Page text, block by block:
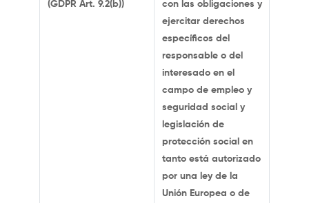
(GDPR Art. 9.2(b))
con las obligaciones y
ejercitar derechos
específicos del
responsable o del
interesado en el
campo de empleo y
seguridad social y
legislación de
protección social en
tanto está autorizado
por una ley de la
Unión Europea o de